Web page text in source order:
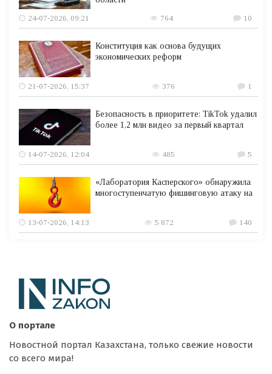
24-07-2026, 09:21
764 10
Конституция как основа будущих
экономических реформ
21-07-2026, 15:37 376 1
Безопасность в приоритете: TikTok удалил
более 1,2 млн видео за первый квартал
14-07-2026, 12:04 485 5
«Лаборатория Касперского» обнаружила
многоступенчатую фишинговую атаку на
13-07-2026, 14:13 5 872 140
О портале
Новостной портал Казахстана, только свежие новости
со всего мира!